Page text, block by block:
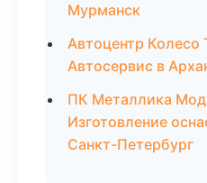
Мурманск
Автоцентр Колесо
Автосервис в
ПК Металлика
Изготовление
Санкт-Петербург